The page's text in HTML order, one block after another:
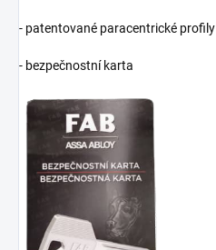
- patentované paracentrické profily
- bezpečnostní karta